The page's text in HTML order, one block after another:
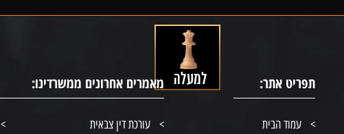
תפריט אתר:
עמוד הבית
מאמרים אחרונים ממשרדינו:
עורכת דין צבאית